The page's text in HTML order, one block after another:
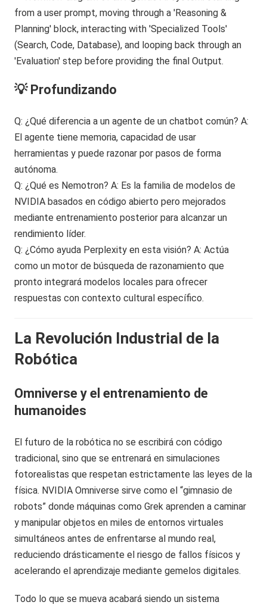
💡 Profundizando
Q: ¿Qué diferencia a un agente de un chatbot común? A:
El agente tiene memoria, capacidad de usar
herramientas y puede razonar por pasos de forma
autónoma.
Q: ¿Qué es Nemotron? A: Es la familia de modelos de
NVIDIA basados en código abierto pero mejorados
mediante entrenamiento posterior para alcanzar un
rendimiento líder.
Q: ¿Cómo ayuda Perplexity en esta visión? A: Actúa
como un motor de búsqueda de razonamiento que
pronto integrará modelos locales para ofrecer
respuestas con contexto cultural específico.
La Revolución Industrial de la
Robótica
Omniverse y el entrenamiento de
humanoides
El futuro de la robótica no se escribirá con código
tradicional, sino que se entrenará en simulaciones
fotorealistas que respetan estrictamente las leyes de la
física. NVIDIA Omniverse sirve como el “gimnasio de
robots” donde máquinas como Grek aprenden a caminar
y manipular objetos en miles de entornos virtuales
simultáneos antes de enfrentarse al mundo real,
reduciendo drásticamente el riesgo de fallos físicos y
acelerando el aprendizaje mediante gemelos digitales.
Todo lo que se mueva acabará siendo un sistema